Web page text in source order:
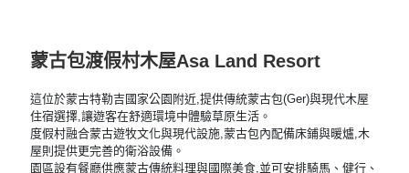
蒙古包渡假村木屋Asa Land Resort
這位於蒙古特勒吉國家公園附近,提供傳統蒙古包(Ger)與現代木屋
住宿選擇,讓遊客在舒適環境中體驗草原生活。
度假村融合蒙古遊牧文化與現代設施,蒙古包內配備床鋪與暖爐,木
屋則提供更完善的衛浴設備。
園區設有餐廳供應蒙古傳統料理與國際美食,並可安排騎馬、健行、